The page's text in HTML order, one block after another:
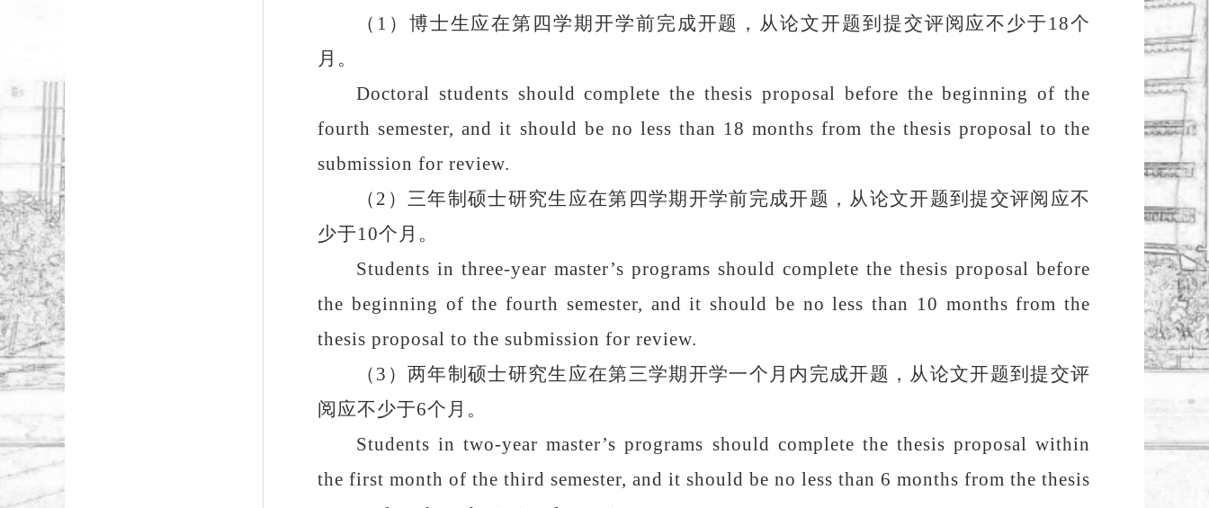
（ 1 ）博士生应在第四学期开学前完成开题，从论文开题到提交评阅应不少于 18个
月。
Doctoral students should complete the thesis proposal before the beginning of the
fourth semester, and it should be no less than 18 months from the thesis proposal to the
submission for review.
（ 2 ）三年制硕士研究生应在第四学期开学前完成开题，从论文开题到提交评阅应不
少于10个月。
Students in three-year master’s programs should complete the thesis proposal before
the beginning of the fourth semester, and it should be no less than 10 months from the
thesis proposal to the submission for review.
（ 3 ）两年制硕士研究生应在第三学期开学一个月内完成开题，从论文开题到提交评
阅应不少于6个月。
Students in two-year master’s programs should complete the thesis proposal within
the first month of the third semester, and it should be no less than 6 months from the thesis